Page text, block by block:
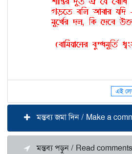
এই
মন্তব্য জমা দিন / Make a
মন্তব্য পড়ুন / Read comments